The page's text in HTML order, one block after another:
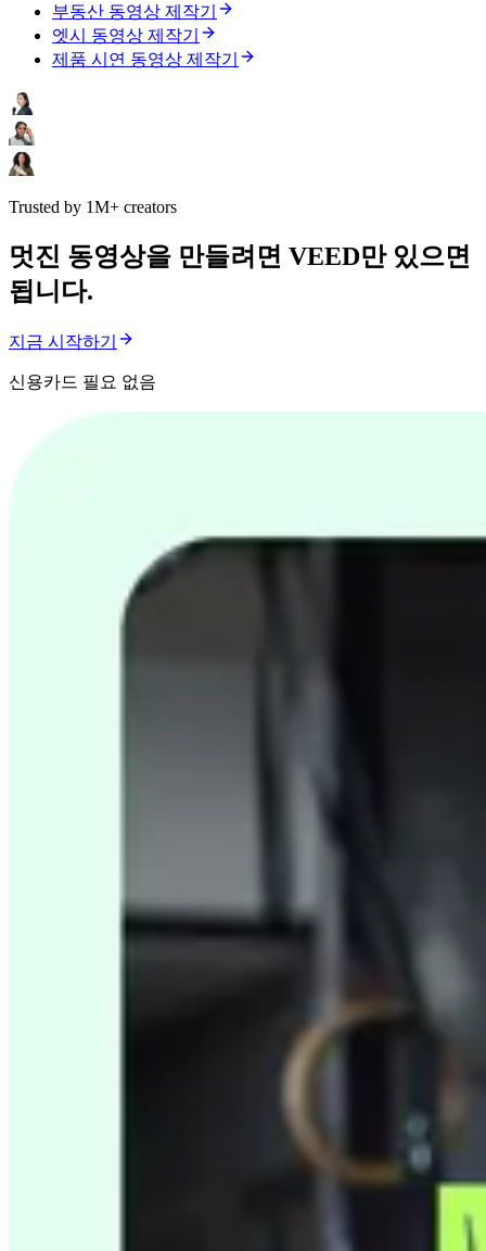
부동산 동영상 제작기
엣시 동영상 제작기
제품 시연 동영상 제작기
Trusted by 1M+ creators
멋진 동영상을 만들려면 VEED만 있으면
됩니다.
지금 시작하기
신용카드 필요 없음